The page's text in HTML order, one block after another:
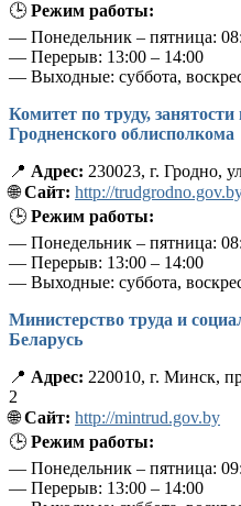
🕒 Режим работы:
— Понедельник – пятница:
— Перерыв: 13:00 – 14:00
— Выходные: суббота,
Комитет по труду,
Гродненского облисполкома
📍 Адрес: 230023, г. Гродно,
🌐Сайт: http://
🕒 Режим работы:
— Понедельник – пятница:
— Перерыв: 13:00 – 14:00
— Выходные: суббота,
Министерство труда и
Беларусь
📍 Адрес: 220010, г. Минск,
2
🌐Сайт: http://mintrud.gov.by
🕒 Режим работы:
— Понедельник – пятница:
— Перерыв: 13:00 – 14:00